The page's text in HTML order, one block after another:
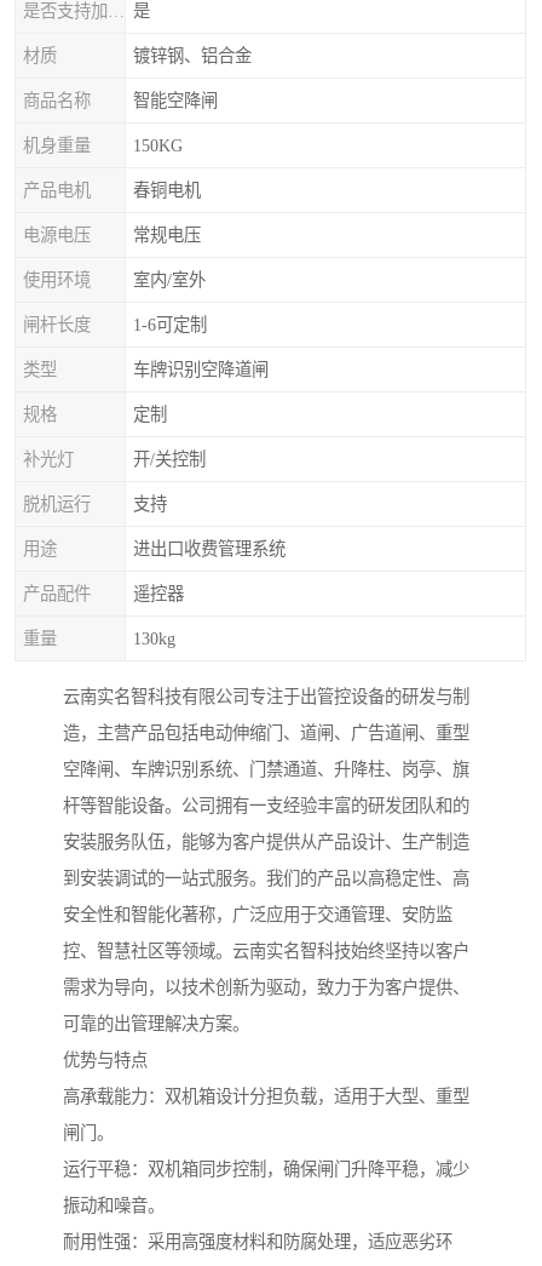
是
材质 镀锌钢、铝合金
商品名称 智能空降闸
机身重量 150KG
产品电机 春铜电机
电源电压 常规电压
使用环境 室内/室外
闸杆长度 1-6可定制
类型 车牌识别空降道闸
规格 定制
补光灯 开/关控制
脱机运行 支持
用途 进出口收费管理系统
产品配件 遥控器
重量 130kg
云南实名智科技有限公司专注于出管控设备的研发与制
造，主营产品包括电动伸缩门、道闸、广告道闸、重型
空降闸、车牌识别系统、门禁通道、升降柱、岗亭、旗
杆等智能设备。公司拥有一支经验丰富的研发团队和的
安装服务队伍，能够为客户提供从产品设计、生产制造
到安装调试的一站式服务。我们的产品以高稳定性、高
安全性和智能化著称，广泛应用于交通管理、安防监
控、智慧社区等领域。云南实名智科技始终坚持以客户
需求为导向，以技术创新为驱动，致力于为客户提供、
可靠的出管理解决方案。
优势与特点
高承载能力：双机箱设计分担负载，适用于大型、重型
闸门。
运行平稳：双机箱同步控制，确保闸门升降平稳，减少
振动和噪音。
耐用性强：采用高强度材料和防腐处理，适应恶劣环